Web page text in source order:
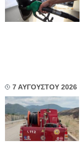
7 ΑΥΓΟΥΣΤΟΥ 2026